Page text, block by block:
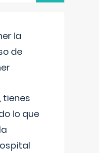
la
de
tienes
lo que